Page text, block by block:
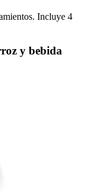
Incluye 4
y bebida